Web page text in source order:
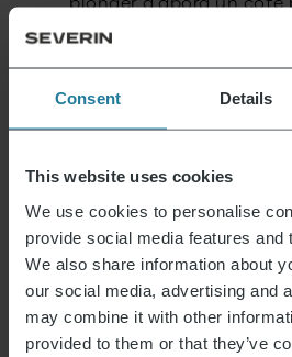
Consent Details
This website uses cookies
We use cookies to personalise
provide social media features and
We also share information about
our social media, advertising and
may combine it with other
provided to them or that they’ve
plonger d’abord un côté
secondes, puis l’autre
secondes).
Badigeonner les bagels
cuire pendant 18 à 20
chaleur de voûte et de
Laisser refroidir les
Merci encore à Britta pour
et cette recette. N’hésitez
Cliquez ici pour accéder au